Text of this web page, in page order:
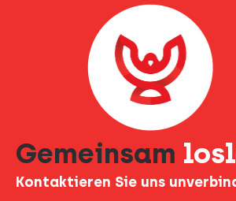
Gemeinsam
Kontaktieren Sie uns